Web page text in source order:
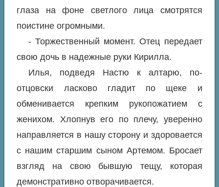
глаза на фоне светлого лица смотрятся
поистине огромными.
- Торжественный момент. Отец передает
свою дочь в надежные руки Кирилла.
Илья, подведя Настю к алтарю, по-
отцовски ласково гладит по щеке и
обменивается крепким рукопожатием с
женихом. Хлопнув его по плечу, уверенно
направляется в нашу сторону и здоровается
с нашим старшим сыном Артемом. Бросает
взгляд на свою бывшую тещу, которая
демонстративно отворачивается.